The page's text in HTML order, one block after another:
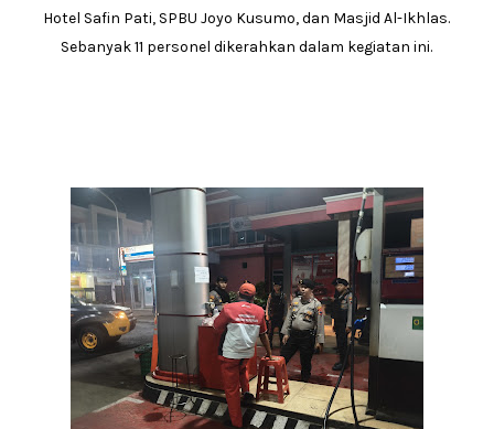
Hotel Safin Pati, SPBU Joyo Kusumo, dan Masjid Al-Ikhlas.
Sebanyak 11 personel dikerahkan dalam kegiatan ini.